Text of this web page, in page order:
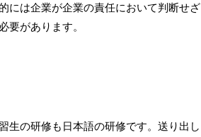
には企業が企業の責任において判断せざ
要があります。
生の研修も日本語の研修です。送り出し